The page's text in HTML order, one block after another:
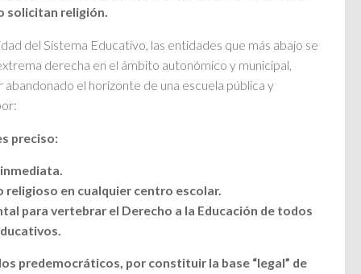
solicitan religión.
del Sistema Educativo, las entidades que más abajo se
derecha en el ámbito autonómico y municipal,
el horizonte de una escuela pública y
preciso:
en cualquier centro escolar.
para vertebrar el Derecho a la Educación de todos
predemocráticos, por constituir la base “legal” de